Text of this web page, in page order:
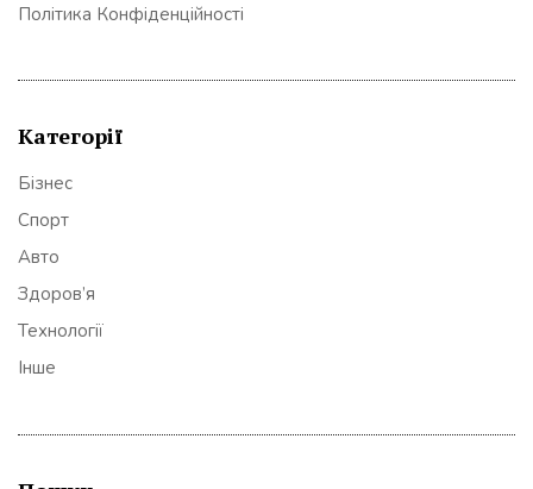
Політика Конфіденційності
Категорії
Бізнес
Спорт
Авто
Здоров’я
Технології
Інше